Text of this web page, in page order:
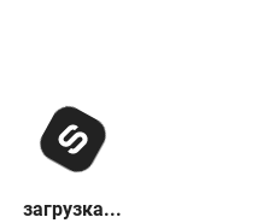
загрузка...